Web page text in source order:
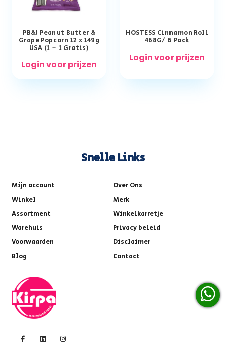
PB&J Peanut Butter &
Grape Popcorn 12 x 149g
USA (1 + 1 Gratis)
Login voor prijzen
HOSTESS Cinnamon Roll
468G/ 6 Pack
Login voor prijzen
Snelle Links
Mijn account
Over Ons
Winkel
Merk
Assortment
Winkelkarretje
Warehuis
Privacy beleid
Voorwaarden
Disclaimer
Blog
Contact